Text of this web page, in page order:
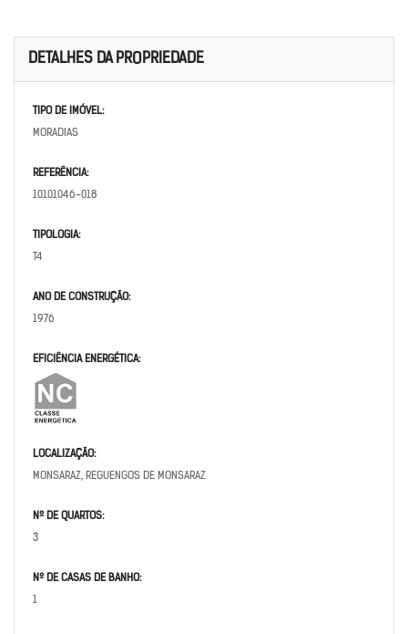
DETALHES DA PROPRIEDADE
TIPO DE IMÓVEL:
MORADIAS
REFERÊNCIA:
10101046-018
TIPOLOGIA:
T4
ANO DE CONSTRUÇÃO:
1976
EFICIÊNCIA ENERGÉTICA:
LOCALIZAÇÃO:
MONSARAZ, REGUENGOS DE MONSARAZ
Nº DE QUARTOS:
3
Nº DE CASAS DE BANHO:
1